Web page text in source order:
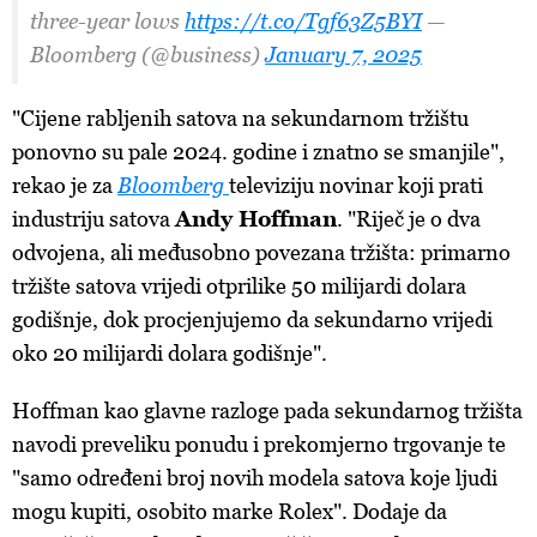
three-year lowshttps://t.co/Tgf63Z5BYI—
Bloomberg (@business)January 7, 2025
"Cijene rabljenih satova na sekundarnom tržištu
ponovno su pale 2024. godine i znatno se smanjile",
rekao je za Bloombergteleviziju novinar koji prati
industriju satova Andy Hoffman. "Riječ je o dva
odvojena, ali međusobno povezana tržišta: primarno
tržište satova vrijedi otprilike 50 milijardi dolara
godišnje, dok procjenjujemo da sekundarno vrijedi
oko 20 milijardi dolara godišnje".
Hoffman kao glavne razloge pada sekundarnog tržišta
navodi preveliku ponudu i prekomjerno trgovanje te
"samo određeni broj novih modela satova koje ljudi
mogu kupiti, osobito marke Rolex". Dodaje da